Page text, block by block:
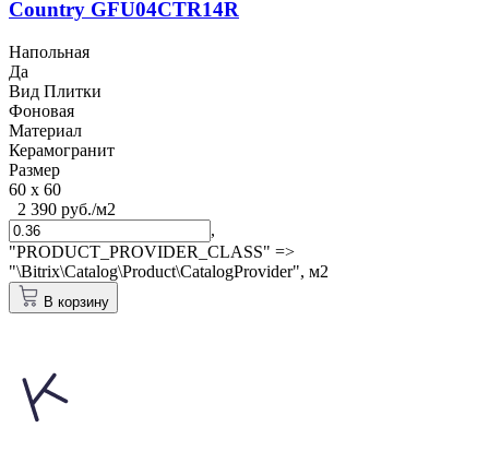
Country GFU04CTR14R
Напольная
Да
Вид Плитки
Фоновая
Материал
Керамогранит
Размер
60 x 60
2 390 руб./м2
,
"PRODUCT_PROVIDER_CLASS" =>
"\Bitrix\Catalog\Product\CatalogProvider", м2
В корзину